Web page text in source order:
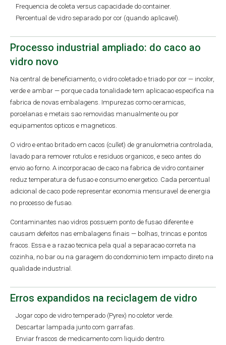
Frequencia de coleta versus capacidade do container.
Percentual de vidro separado por cor (quando aplicavel).
Processo industrial ampliado: do caco ao
vidro novo
Na central de beneficiamento, o vidro coletado e triado por cor — incolor,
verde e ambar — porque cada tonalidade tem aplicacao especifica na
fabrica de novas embalagens. Impurezas como ceramicas,
porcelanas e metais sao removidas manualmente ou por
equipamentos opticos e magneticos.
O vidro e entao britado em cacos (cullet) de granulometria controlada,
lavado para remover rotulos e residuos organicos, e seco antes do
envio ao forno. A incorporacao de caco na fabrica de vidro container
reduz temperatura de fusao e consumo energetico. Cada percentual
adicional de caco pode representar economia mensuravel de energia
no processo de fusao.
Contaminantes nao vidros possuem ponto de fusao diferente e
causam defeitos nas embalagens finais — bolhas, trincas e pontos
fracos. Essa e a razao tecnica pela qual a separacao correta na
cozinha, no bar ou na garagem do condominio tem impacto direto na
qualidade industrial.
Erros expandidos na reciclagem de vidro
Jogar copo de vidro temperado (Pyrex) no coletor verde.
Descartar lampada junto com garrafas.
Enviar frascos de medicamento com liquido dentro.